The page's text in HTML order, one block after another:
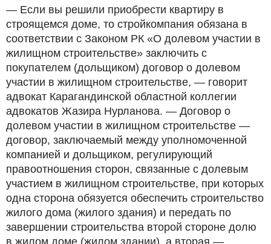
— Если вы решили приобрести квартиру в
строящемся доме, то стройкомпания обязана в
соответствии с Законом РК «О долевом участии в
жилищном строительстве» заключить с
покупателем (дольщиком) договор о долевом
участии в жилищном строительстве, — говорит
адвокат Карагандинской областной коллегии
адвокатов Жазира Нурланова. — Договор о
долевом участии в жилищном строительстве —
договор, заключаемый между уполномоченной
компанией и дольщиком, регулирующий
правоотношения сторон, связанные с долевым
участием в жилищном строительстве, при которых
одна сторона обязуется обеспечить строительство
жилого дома (жилого здания) и передать по
завершении строительства второй стороне долю
в жилом доме (жилом здании), а вторая —